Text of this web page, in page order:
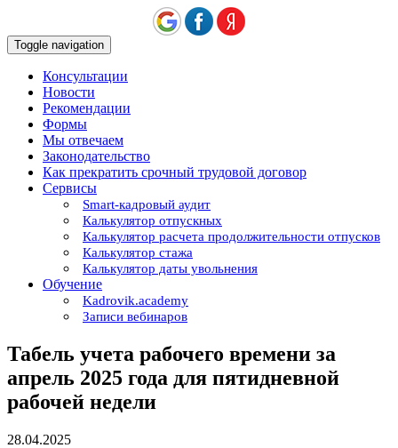
Toggle navigation
Консультации
Новости
Рекомендации
Формы
Мы отвечаем
Законодательство
Как прекратить срочный трудовой договор
Сервисы
Smart-кадровый аудит
Калькулятор отпускных
Калькулятор расчета продолжительности отпусков
Калькулятор стажа
Калькулятор даты увольнения
Обучение
Kadrovik.academy
Записи вебинаров
Табель учета рабочего времени за
апрель 2025 года для пятидневной
рабочей недели
28.04.2025